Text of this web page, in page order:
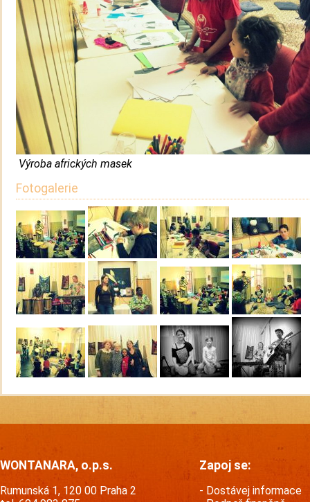
Výroba afrických masek
Fotogalerie
WONTANARA, o.p.s.
Rumunská 1, 120 00 Praha 2
Zapoj se:
Dostávej informace